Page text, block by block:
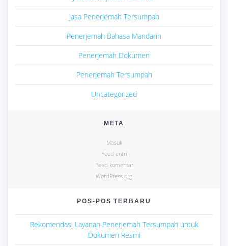
Jasa Penerjemah Tersumpah
Penerjemah Bahasa Mandarin
Penerjemah Dokumen
Penerjemah Tersumpah
Uncategorized
META
Masuk
Feed entri
Feed komentar
WordPress.org
POS-POS TERBARU
Rekomendasi Layanan Penerjemah Tersumpah untuk
Dokumen Resmi